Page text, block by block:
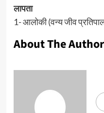
लापता
1- आलोकी (वन्य जीव
About The Author